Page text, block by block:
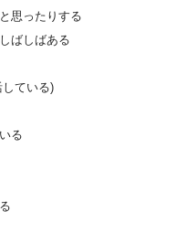
思ったりする
ばしばある
ている)
る